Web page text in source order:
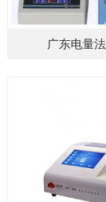
广东电量